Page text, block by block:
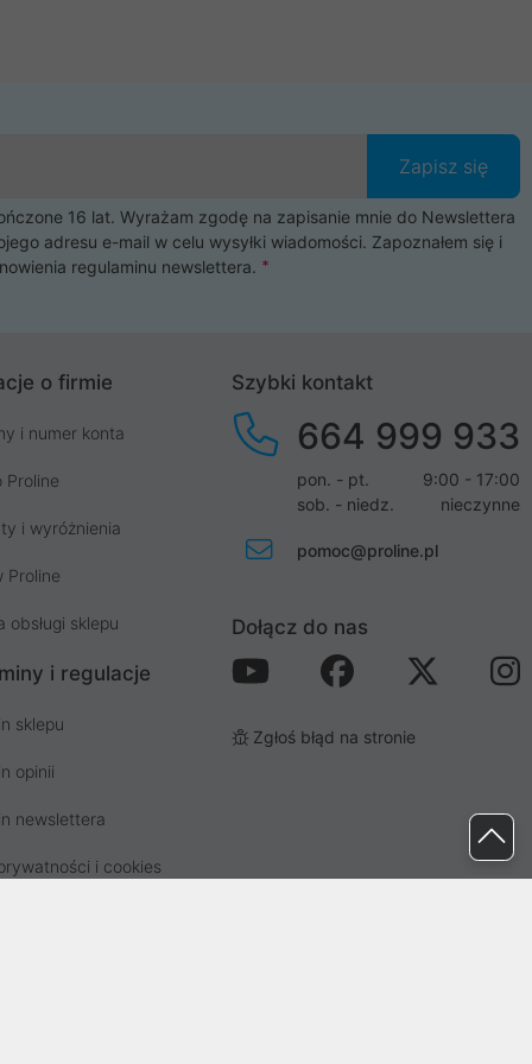
Zapisz się
16 lat. Wyrażam zgodę na zapisanie mnie do Newslettera
adresu e-mail w celu wysyłki wiadomości. Zapoznałem się i
regulaminu newslettera.
o firmie
i numer konta
Proline
i wyróżnienia
Proline
obsługi sklepu
i regulacje
sklepu
opinii
newslettera
i cookies
Szybki kontakt
664 999 933
pon. - pt.
9:00 - 17:00
sob. - niedz.
nieczynne
pomoc@proline.pl
Dołącz do nas
Zgłoś błąd na stronie